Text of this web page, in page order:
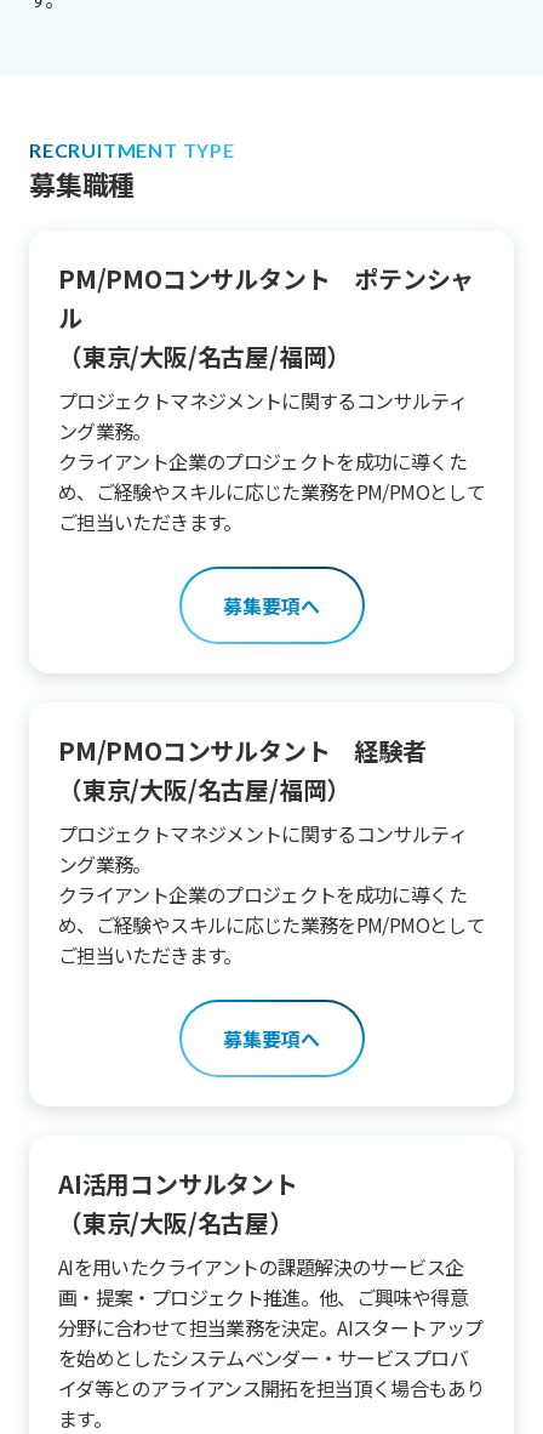
RECRUITMENT TYPE
募集職種
PM/PMOコンサルタント ポテンシャ
ル
（東京/大阪/名古屋/福岡）
プロジェクトマネジメントに関するコンサルティ
ング業務。
クライアント企業のプロジェクトを成功に導くた
め、ご経験やスキルに応じた業務をPM/PMOとして
ご担当いただきます。
募集要項へ
PM/PMOコンサルタント 経験者
（東京/大阪/名古屋/福岡）
プロジェクトマネジメントに関するコンサルティ
ング業務。
クライアント企業のプロジェクトを成功に導くた
め、ご経験やスキルに応じた業務をPM/PMOとして
ご担当いただきます。
募集要項へ
AI活用コンサルタント
（東京/大阪/名古屋）
AIを用いたクライアントの課題解決のサービス企
画・提案・プロジェクト推進。他、ご興味や得意
分野に合わせて担当業務を決定。AIスタートアップ
を始めとしたシステムベンダー・サービスプロバ
イダ等とのアライアンス開拓を担当頂く場合もあり
ます。